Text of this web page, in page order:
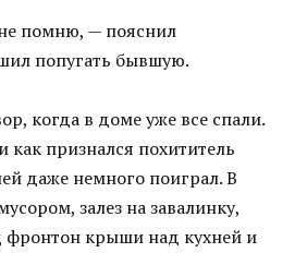
помню, — пояснил
попугать бывшую.
когда в доме уже все спали.
как признался похититель
даже немного поиграл. В
залез на завалинку,
фронтон крыши над кухней и